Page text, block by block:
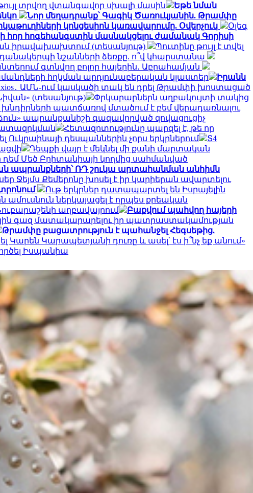
տրվող վտանգավոր սխալի մասին
Եթե նման
Նոր մեղադրանք՝ Գագիկ Ծառուկյանին. Թրամփը
կոնցեսիոն կառավարումը. Օվերչուկ
Օլեգ
հոգեհանգստին մասնակցելու ժամանակ Գորիսի
իրավախախտում (տեսանյութ)
Պուտինը թույլ է տվել
նշանների ձեռքը. ո՞վ կհարստանա
գտնվող բոլոր հայերին․ Աբրահամյան
հղկման արդյունաբերական կլաստեր
Իրանն
ԱՄՆ-ում կասկածի տակ են դրել Թրամփի խոստացած
(տեսանյութ)
Փրկարարներն աղբակույտի տակից
պատճառով մտածում է բեմ վերադառնալու
ապրանքանիշի գազավորված զովացուցիչ
Հետազոտությունը պարզել է, թե որ
Ուկրաինայի դեսպաններին չորս երկրներում
Տ4
Դեպքի վայր է մեկնել մի քանի մարտական
դեմ Մեծ Բրիտանիայի կողմից սահմանված
ապրանքների՝ ՌԴ շուկա արտահանման անհիմն
Ջեյմս Քեմերոնը խոսել է իր կարիերան ավարտելու
Ութ երկրներ դատապարտել են Իսրայելին
ամուսնուն ներկայացել է որպես քրեական
աղբավայրում
Բաքվում պահվող հայերի
գազ մատակարարելու իր պատրաստակամության
Թրամփը բացատրություն է պահանջել Հեգսեթից.
Կարեն Կարապետյանի դուռը և ասել՝ էս ի՞նչ եք անում»
Իսպանիա